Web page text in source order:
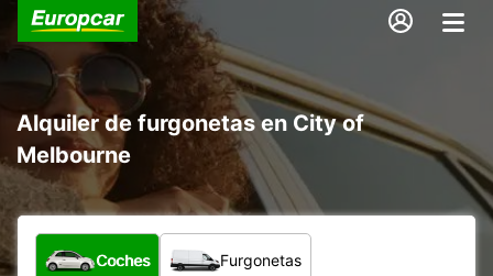
Alquiler de furgonetas en City of
Melbourne
¿Qué tipo de vehículo?
Coches Furgonetas